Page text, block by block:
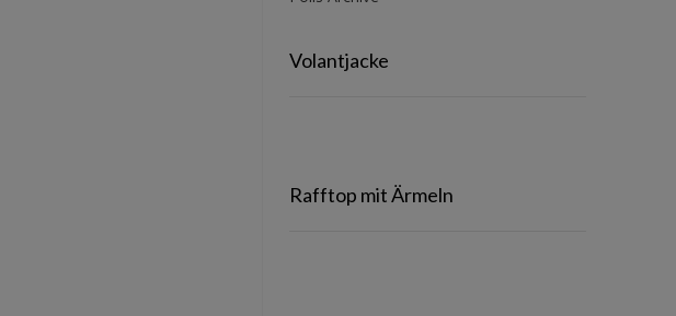
Volantjacke
Rafftop mit Ärmeln